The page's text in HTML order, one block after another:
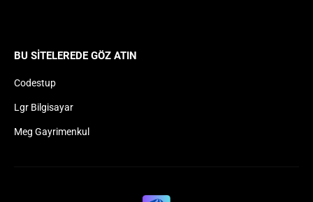
BU SITELEREDE GÖZ ATIN
Codestup
Lgr Bilgisayar
Meg Gayrimenkul